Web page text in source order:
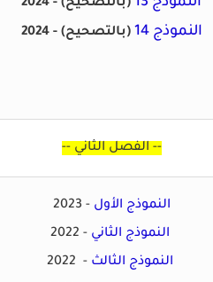
2024 - (بالتصحيح)
2024 - (بالتصحيح) النموذج 14
-- --
2023 -
2022 -
2022 -